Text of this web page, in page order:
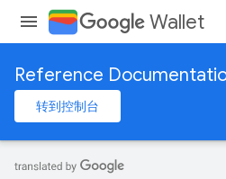
Wallet
Reference
转到控制台